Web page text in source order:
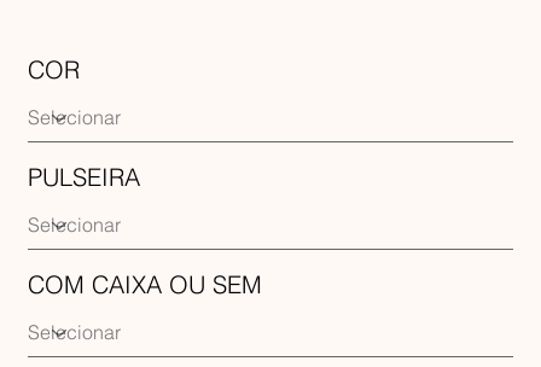
COR
PULSEIRA
COM CAIXA OU SEM